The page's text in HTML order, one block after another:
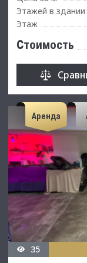
Этажей в здании
Этаж
Стоимость
Аренда
35